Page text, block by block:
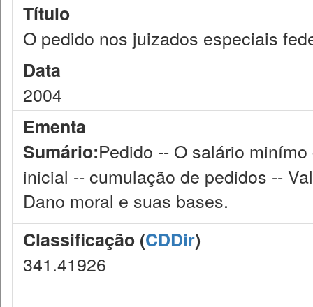
Título
O pedido nos juizados especiais
Data
2004
Ementa
Sumário:Pedido -- O salário
inicial -- cumulação de pedidos --
Dano moral e suas bases.
Classificação (CDDir)
341.41926